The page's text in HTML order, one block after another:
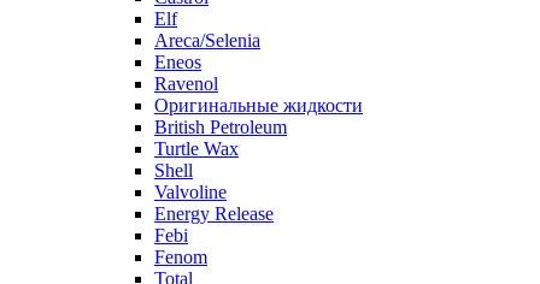
Elf
Areca/Selenia
Eneos
Ravenol
Оригинальные жидкости
British Petroleum
Turtle Wax
Shell
Valvoline
Energy Release
Febi
Fenom
Total